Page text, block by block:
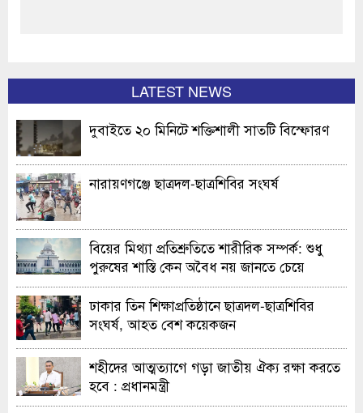
LATEST NEWS
দুবাইতে ২০ মিনিটে শক্তিশালী সাতটি বিস্ফোরণ
নারায়ণগঞ্জে ছাত্রদল-ছাত্রশিবির সংঘর্ষ
বিয়ের মিথ্যা প্রতিশ্রুতিতে শারীরিক সম্পর্ক: শুধু
পুরুষের শাস্তি কেন অবৈধ নয় জানতে চেয়ে
হাইকোর্টের রুল
ঢাকার তিন শিক্ষাপ্রতিষ্ঠানে ছাত্রদল-ছাত্রশিবির
সংঘর্ষ, আহত বেশ কয়েকজন
শহীদের আত্মত্যাগে গড়া জাতীয় ঐক্য রক্ষা করতে
হবে : প্রধানমন্ত্রী